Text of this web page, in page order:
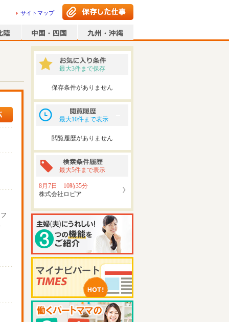
サイトマップ
最大3件まで保存
保存条件がありません
最大10件まで表示
閲覧履歴がありません
最大5件まで表示
8月7日 10時35分
株式会社ロピア